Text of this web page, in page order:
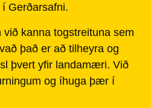
Gerðarsafni.
kanna togstreituna sem
það er að tilheyra og
þvert yfir landamæri. Við
og íhuga þær í